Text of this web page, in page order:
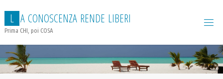
contenuto
L A CONOSCENZA RENDE LIBERI
Prima CHI, poi COSA